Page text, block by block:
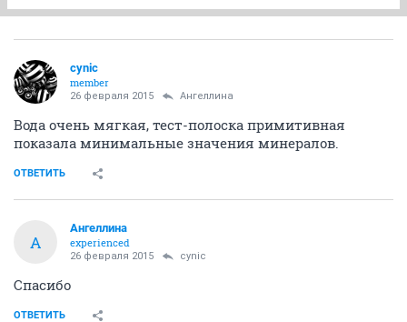
cynic
member
26 февраля 2015 Ангеллина
Вода очень мягкая, тест-полоска примитивная
показала минимальные значения минералов.
ОТВЕТИТЬ
А
Ангеллина
experienced
26 февраля 2015 cynic
Спасибо
ОТВЕТИТЬ